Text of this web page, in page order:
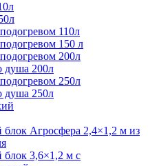
110л
150 л
200л
душа 200л
250л
душа 250л
блок Агросфера 2,4×1,2 м из
блок 3,6×1,2 м с